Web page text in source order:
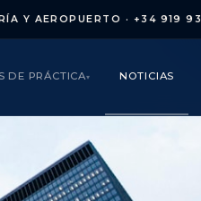
· +34 919 933 678
DE PRÁCTICA▾ NOTICIAS